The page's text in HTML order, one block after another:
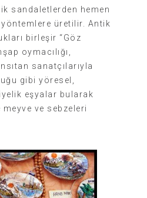
sandaletlerden hemen
üretilir. Antik
birleşir “Göz
oymacılığı,
sanatçılarıyla
gibi yöresel,
eşyalar bularak
ve sebzeleri